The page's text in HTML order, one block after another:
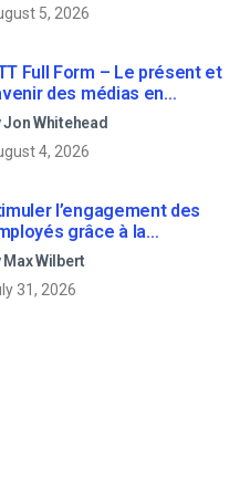
5, 2026
Full Form – Le présent et
des médias en
Jon Whitehead
4, 2026
l’engagement des
grâce à la
d’entreprise
direct
Max Wilbert
31, 2026